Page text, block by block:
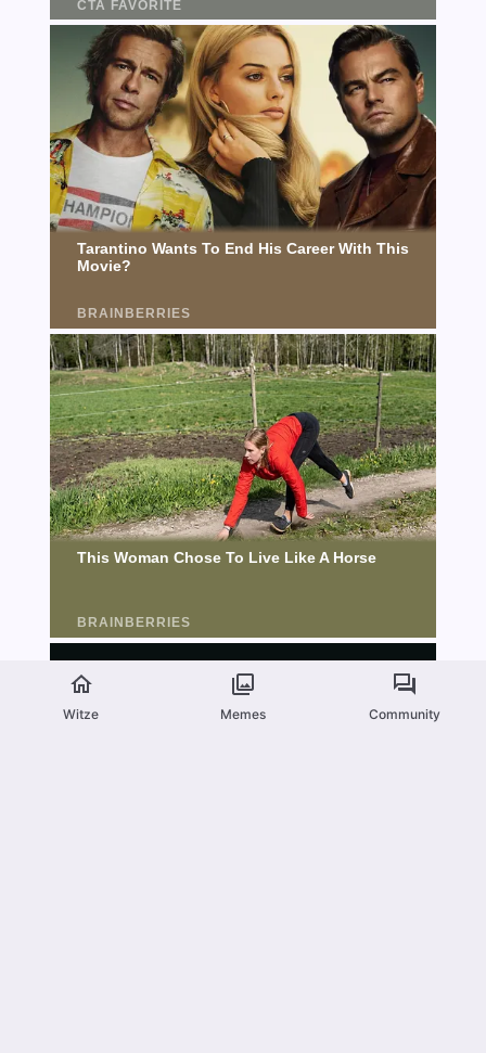
Witze Memes Community